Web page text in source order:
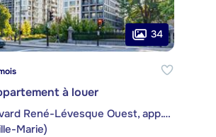
34
à louer
2020, boulevard René-Lévesque Ouest, app. 1506
Marie)